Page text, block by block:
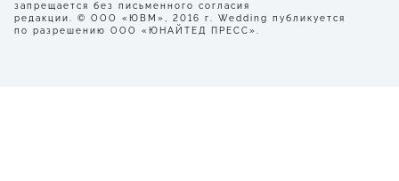
запрещается без письменного согласия
редакции. © ООО «ЮВМ», 2016 г. Wedding публикуется
по разрешению ООО «ЮНАЙТЕД ПРЕСС».